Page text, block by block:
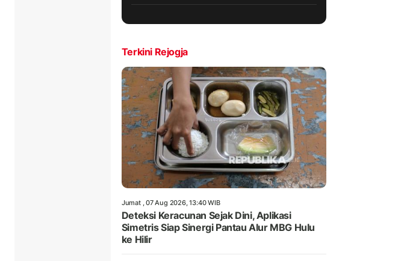
Terkini Rejogja
Jumat , 07 Aug 2026, 13:40 WIB
Deteksi Keracunan Sejak Dini, Aplikasi
Simetris Siap Sinergi Pantau Alur MBG Hulu
ke Hilir